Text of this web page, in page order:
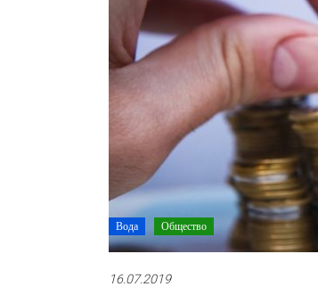
Вода Общество
16.07.2019